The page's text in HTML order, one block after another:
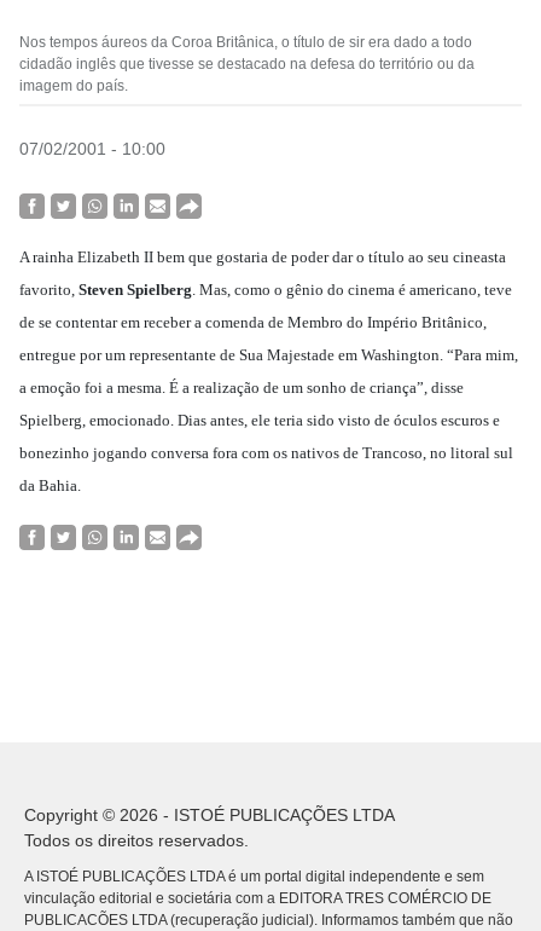
Nos tempos áureos da Coroa Britânica, o título de sir era dado a todo
cidadão inglês que tivesse se destacado na defesa do território ou da
imagem do país.
07/02/2001 - 10:00
A rainha Elizabeth II bem que gostaria de poder dar o título ao seu cineasta
favorito, Steven Spielberg. Mas, como o gênio do cinema é americano, teve
de se contentar em receber a comenda de Membro do Império Britânico,
entregue por um representante de Sua Majestade em Washington. “Para mim,
a emoção foi a mesma. É a realização de um sonho de criança”, disse
Spielberg, emocionado. Dias antes, ele teria sido visto de óculos escuros e
bonezinho jogando conversa fora com os nativos de Trancoso, no litoral sul
da Bahia.
Copyright © 2026 - ISTOÉ PUBLICAÇÕES LTDA
Todos os direitos reservados.
A ISTOÉ PUBLICAÇÕES LTDA é um portal digital independente e sem
vinculação editorial e societária com a EDITORA TRES COMÉRCIO DE
PUBLICACÕES LTDA (recuperação judicial). Informamos também que não